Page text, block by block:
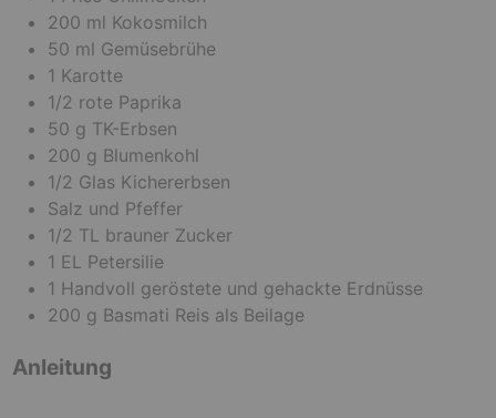
200 ml Kokosmilch
50 ml Gemüsebrühe
1 Karotte
1/2 rote Paprika
50 g TK-Erbsen
200 g Blumenkohl
1/2 Glas Kichererbsen
Salz und Pfeffer
1/2 TL brauner Zucker
1 EL Petersilie
1 Handvoll geröstete und gehackte Erdnüsse
200 g Basmati Reis als Beilage
Anleitung